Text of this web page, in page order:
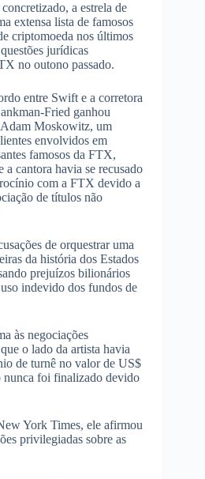
a estrela de
extensa lista de famosos
criptomoeda nos últimos
jurídicas
no outono passado.
entre Swift e a corretora
Fried ganhou
Moskowitz, um
envolvidos em
famosos da FTX,
a cantora havia se recusado
com a FTX devido a
de títulos não
de orquestrar uma
da história dos Estados
prejuízos bilionários
indevido dos fundos de
às negociações
o lado da artista havia
de turnê no valor de US$
nunca foi finalizado devido
York Times, ele afirmou
privilegiadas sobre as